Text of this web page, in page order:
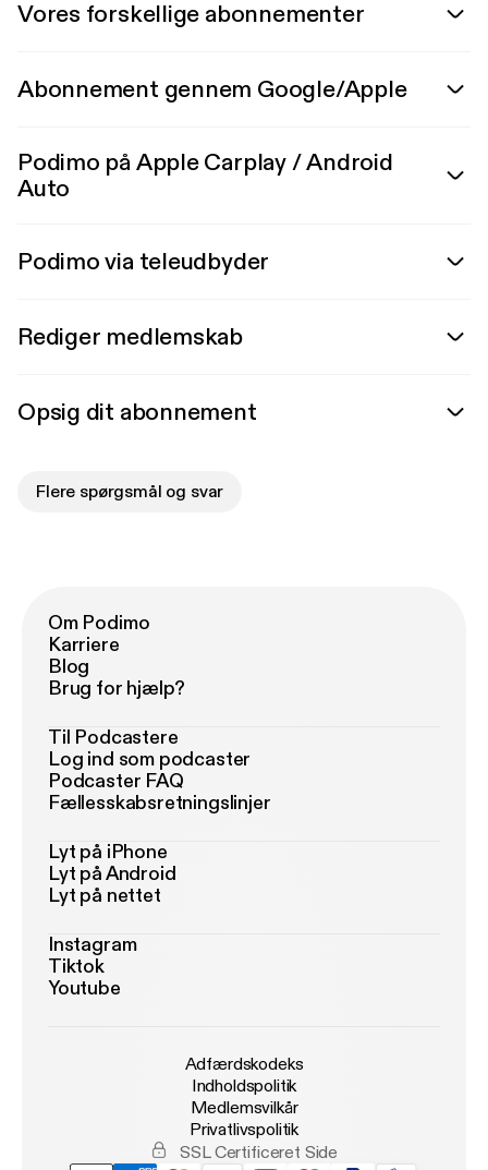
Vores forskellige abonnementer
Abonnement gennem Google/Apple
Podimo på Apple Carplay / Android
Auto
Podimo via teleudbyder
Rediger medlemskab
Opsig dit abonnement
Flere spørgsmål og svar
Om Podimo
Karriere
Blog
Brug for hjælp?
Til Podcastere
Log ind som podcaster
Podcaster FAQ
Fællesskabsretningslinjer
Lyt på iPhone
Lyt på Android
Lyt på nettet
Instagram
Tiktok
Youtube
Adfærdskodeks
Indholdspolitik
Medlemsvilkår
Privatlivspolitik
SSL Certificeret Side